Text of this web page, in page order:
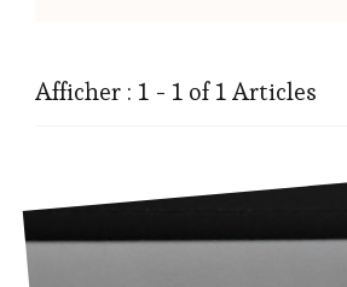
Afficher : 1 - 1 of 1 Articles